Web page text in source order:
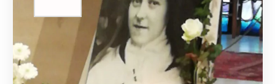
DÉCOUVRIR